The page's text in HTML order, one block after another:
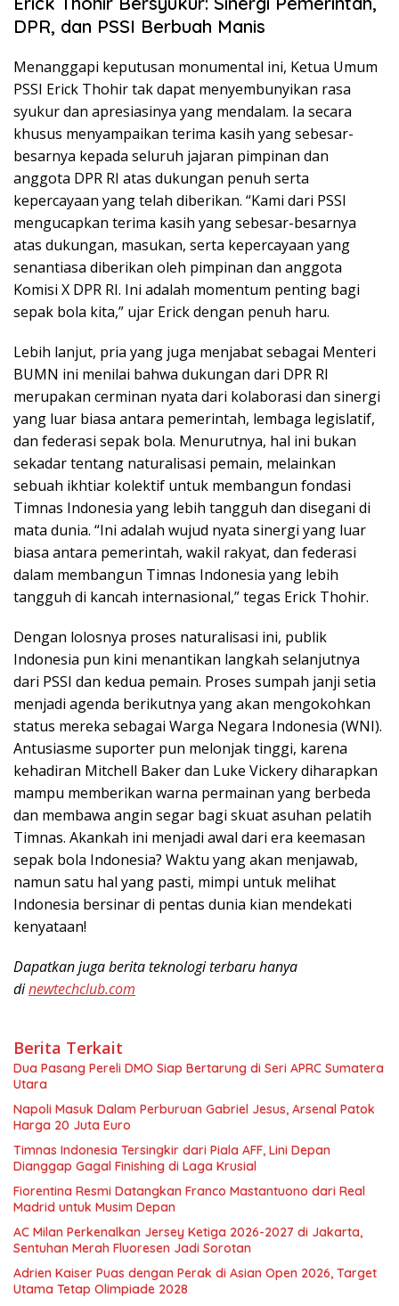
DPR, dan PSSI Berbuah Manis
Menanggapi keputusan monumental ini, Ketua Umum
PSSI Erick Thohir tak dapat menyembunyikan rasa
syukur dan apresiasinya yang mendalam. Ia secara
khusus menyampaikan terima kasih yang sebesar-
besarnya kepada seluruh jajaran pimpinan dan
anggota DPR RI atas dukungan penuh serta
kepercayaan yang telah diberikan. “Kami dari PSSI
mengucapkan terima kasih yang sebesar-besarnya
atas dukungan, masukan, serta kepercayaan yang
senantiasa diberikan oleh pimpinan dan anggota
Komisi X DPR RI. Ini adalah momentum penting bagi
sepak bola kita,” ujar Erick dengan penuh haru.
Lebih lanjut, pria yang juga menjabat sebagai Menteri
BUMN ini menilai bahwa dukungan dari DPR RI
merupakan cerminan nyata dari kolaborasi dan sinergi
yang luar biasa antara pemerintah, lembaga legislatif,
dan federasi sepak bola. Menurutnya, hal ini bukan
sekadar tentang naturalisasi pemain, melainkan
sebuah ikhtiar kolektif untuk membangun fondasi
Timnas Indonesia yang lebih tangguh dan disegani di
mata dunia. “Ini adalah wujud nyata sinergi yang luar
biasa antara pemerintah, wakil rakyat, dan federasi
dalam membangun Timnas Indonesia yang lebih
tangguh di kancah internasional,” tegas Erick Thohir.
Dengan lolosnya proses naturalisasi ini, publik
Indonesia pun kini menantikan langkah selanjutnya
dari PSSI dan kedua pemain. Proses sumpah janji setia
menjadi agenda berikutnya yang akan mengokohkan
status mereka sebagai Warga Negara Indonesia (WNI).
Antusiasme suporter pun melonjak tinggi, karena
kehadiran Mitchell Baker dan Luke Vickery diharapkan
mampu memberikan warna permainan yang berbeda
dan membawa angin segar bagi skuat asuhan pelatih
Timnas. Akankah ini menjadi awal dari era keemasan
sepak bola Indonesia? Waktu yang akan menjawab,
namun satu hal yang pasti, mimpi untuk melihat
Indonesia bersinar di pentas dunia kian mendekati
kenyataan!
Dapatkan juga berita teknologi terbaru hanya
dinewtechclub.com
Berita Terkait
Dua Pasang Pereli DMO Siap Bertarung di Seri APRC Sumatera
Utara
Napoli Masuk Dalam Perburuan Gabriel Jesus, Arsenal Patok
Harga 20 Juta Euro
Timnas Indonesia Tersingkir dari Piala AFF, Lini Depan
Dianggap Gagal Finishing di Laga Krusial
Fiorentina Resmi Datangkan Franco Mastantuono dari Real
Madrid untuk Musim Depan
AC Milan Perkenalkan Jersey Ketiga 2026-2027 di Jakarta,
Sentuhan Merah Fluoresen Jadi Sorotan
Adrien Kaiser Puas dengan Perak di Asian Open 2026, Target
Utama Tetap Olimpiade 2028